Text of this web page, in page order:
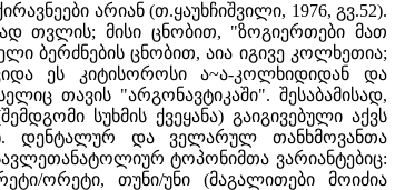
არიან (თ.ყაუხჩიშვილი, 1976, გვ.52).
თვლის; მისი ცნობით, "ზოგიერთები მათ
ბერძნების ცნობით, აია იგივე კოლხეთია;
ეს კიტისოროსი ა~ა-კოლხიდიდან და
თავის "არგონავტიკაში". შესაბამისად,
სუხმის ქვეყანა) გაიგივებული აქვს
დენტალურ და ველარულ თანხმოვანთა
ტოპონიმთა ვარიანტებიც:
ორეტი, თუნი/უნი (მაგალითები მოიძია